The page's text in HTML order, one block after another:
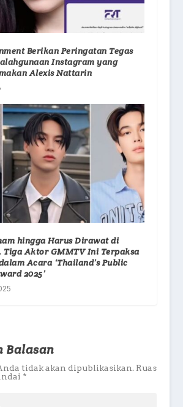
Berikan Peringatan Tegas
Instagram yang
Alexis Nattarin
hingga Harus Dirawat di
Tiga Aktor GMMTV Ini Terpaksa
Acara ‘Thailand’s Public
2025’
Balasan
tidak akan dipublikasikan. Ruas
*